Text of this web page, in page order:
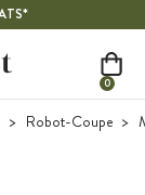
0
Robot-Coupe